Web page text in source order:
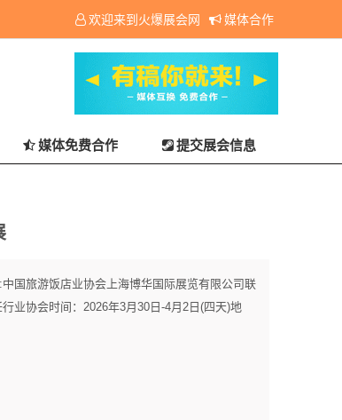
欢迎来到火爆展会网 媒体合作
媒体免费合作 提交展会信息
国旅游饭店业协会上海博华国际展览有限公司联
业协会时间：2026年3月30日-4月2日(四天)地